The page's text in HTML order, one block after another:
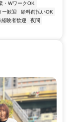
・WワークOK
ー歓迎
給料前払いOK
経験者歓迎
夜間